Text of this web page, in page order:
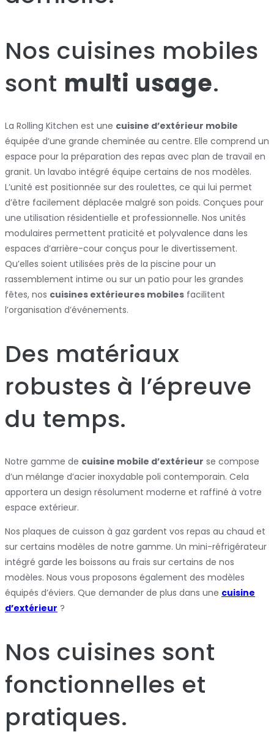
Nos cuisines mobiles
sont multi usage.
La Rolling Kitchen est une cuisine d’extérieur mobile
équipée d’une grande cheminée au centre. Elle comprend un
espace pour la préparation des repas avec plan de travail en
granit. Un lavabo intégré équipe certains de nos modèles.
L’unité est positionnée sur des roulettes, ce qui lui permet
d’être facilement déplacée malgré son poids. Conçues pour
une utilisation résidentielle et professionnelle. Nos unités
modulaires permettent praticité et polyvalence dans les
espaces d’arrière-cour conçus pour le divertissement.
Qu’elles soient utilisées près de la piscine pour un
rassemblement intime ou sur un patio pour les grandes
fêtes, nos cuisines extérieures mobiles facilitent
l’organisation d’événements.
Des matériaux
robustes à l’épreuve
du temps.
Notre gamme de cuisine mobile d’extérieur se compose
d’un mélange d’acier inoxydable poli contemporain. Cela
apportera un design résolument moderne et raffiné à votre
espace extérieur.
Nos plaques de cuisson à gaz gardent vos repas au chaud et
sur certains modèles de notre gamme. Un mini-réfrigérateur
intégré garde les boissons au frais sur certains de nos
modèles. Nous vous proposons également des modèles
équipés d’éviers. Que demander de plus dans une cuisine
d’extérieur ?
Nos cuisines sont
fonctionnelles et
pratiques.